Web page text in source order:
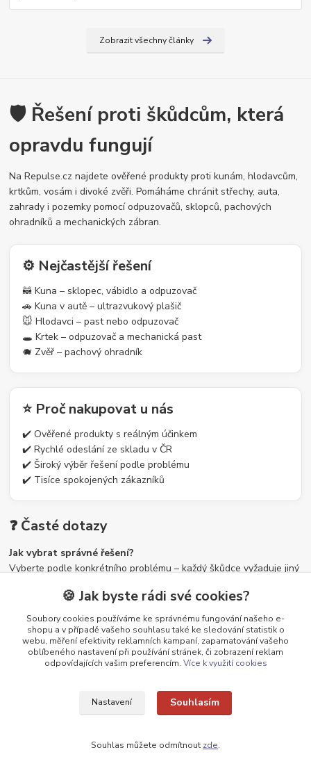
Zobrazit všechny články
🛡️ Řešení proti škůdcům, která
opravdu fungují
Na Repulse.cz najdete ověřené produkty proti kunám, hlodavcům,
krtkům, vosám i divoké zvěři. Pomáháme chránit střechy, auta,
zahrady i pozemky pomocí odpuzovačů, sklopců, pachových
ohradníků a mechanických zábran.
⚙️ Nejčastější řešení
🦝 Kuna – sklopec, vábidlo a odpuzovač
🚗 Kuna v autě – ultrazvukový plašič
🐭 Hlodavci – past nebo odpuzovač
🕳️ Krtek – odpuzovač a mechanická past
🐗 Zvěř – pachový ohradník
⭐ Proč nakupovat u nás
✔️ Ověřené produkty s reálným účinkem
✔️ Rychlé odeslání ze skladu v ČR
✔️ Široký výběr řešení podle problému
✔️ Tisíce spokojených zákazníků
❓ Časté dotazy
Jak vybrat správné řešení?
Vyberte podle konkrétního problému – každý škůdce vyžaduje jiný
Nejlepších výsledků dosáhnete kombinací více metod.
🔊 Největší výběr odpuzovačů kun v ČR. 🛡️Chraňte
střechu, auto i zahradu před škůdci.
🍪 Jak byste rádi své cookies?
Soubory cookies používáme ke správnému fungování našeho e-
shopu a v případě vašeho souhlasu také ke sledování statistik o
webu, měření efektivity reklamních kampaní, zapamatování vašeho
oblíbeného nastavení při používání stránek, či zobrazení reklam
odpovídajících vašim preferencím. Více k využití cookies
Nastavení Souhlasím
Souhlas můžete odmítnout zde.